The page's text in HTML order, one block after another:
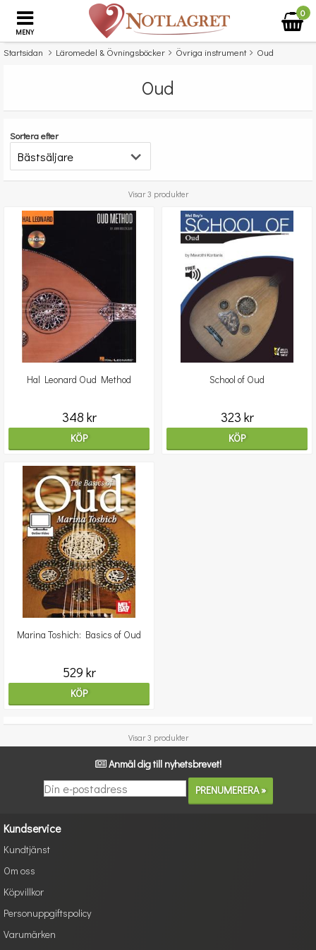
MENY
0
Startsidan Läromedel & Övningsböcker Övriga instrument Oud
Oud
Sortera efter
Visar 3 produkter
Hal Leonard Oud Method
348 kr
KÖP
School of Oud
323 kr
KÖP
Marina Toshich: Basics of Oud
529 kr
KÖP
Visar 3 produkter
Anmäl dig till nyhetsbrevet!
Kundservice
Kundtjänst
Om oss
Köpvillkor
Personuppgiftspolicy
Varumärken